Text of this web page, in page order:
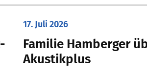
17. Juli 2026
Familie Hamberger
Akustikplus